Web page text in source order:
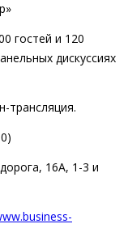
гостей и 120
дискуссиях
трансляция.
16А, 1-3 и